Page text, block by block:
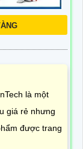
là một
giá rẻ nhưng
được trang